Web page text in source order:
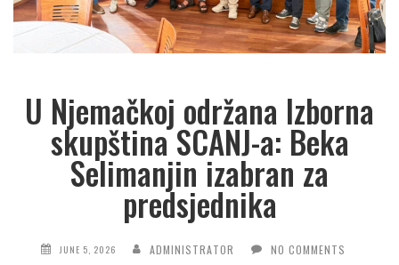
U Njemačkoj održana Izborna
skupština SCANJ-a: Beka
Selimanjin izabran za
predsjednika
JUNE 5, 2026 ADMINISTRATOR NO COMMENTS